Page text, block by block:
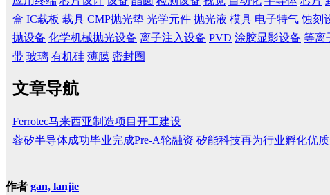
盒 IC载板 载具 CMP抛光垫 光学元件 抛光液 模具 电子特气 蚀刻
抛设备 化学机械抛光设备 离子注入设备 PVD 涂胶显影设备 等离
带 玻璃 有机硅 薄膜 密封圈
文章导航
Ferrotec马来西亚制造项目开工建设
蓉矽半导体成功毕业完成Pre-A轮融资 矽能科技再为行业孵化优
作者 gan, lanjie